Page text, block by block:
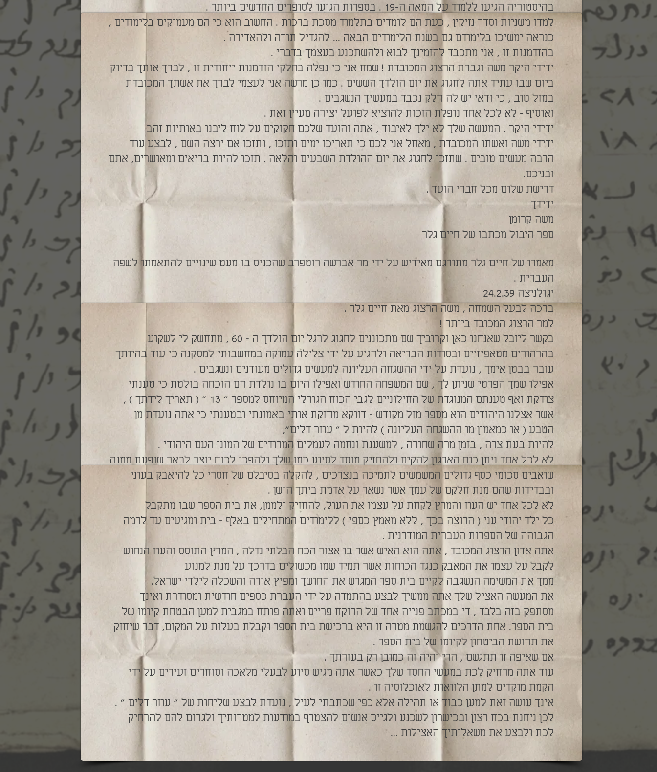
בהיסטוריה הגיעו ללמוד על המאה ה-19 . בספרות הגיעו לסופרים החדשים ביותר .
למדו משניות וסדר נזיקין , כעת הם לומדים בתלמוד מסכת ברכות . החשוב הוא כי הם מעמיקים בלימודים ,
כנראה ימשיכו בלימודם גם בשנת הלימודים הבאה ... להגדיל תורה ולהאדירה .
בהזדמנות זו , אני מתכבד להזמינך לבוא ולהשתכנע בעצמך בדברי .
ידידי היקר משה וגברת הרצוג המכובדת ! שמח אני כי נפלה בחלקי הזדמנות ייחודית זו , לברך אותך בדיוק
ביום שבו עתיד אתה לחגוג את יום הולדך הששים . כמו כן מרשה אני לעצמי לברך את אשתך המכובדת
במזל טוב , כי ודאי יש לה חלק נכבד במעשיך הנשגבים .
ואוסיף – לא לכל אחד נופלת הזכות להוציא לפועל יצירה מעיין זאת .
ידידי היקר , המעשה שלך לא ילך לאיבוד , אתה והועד שלכם חקוקים על לוח ליבנו באותיות זהב
ידידי משה ואשתו המכובדת , מאחל אני לכם כי תאריכו ימים ותזכו , ותזכו אם ירצה השם , לבצע עוד
הרבה מעשים טובים . שתזכו לחגוג את יום ההולדת השבעים והלאה . תזכו להיות בריאים ומאושרים, אתם
ובניכם.
דרישת שלום מכל חברי הועד .
ידידך
משה קרומן
ספר היבול מכתבו של חיים גלר
מאמרו של חיים גלר מתורגם מאידיש על ידי מר אברשה רוטפרב שהכניס בו מעט שינויים להתאמתו לשפה
העברית .
יגולניצה 24.2.39
ברכה לבעל השמחה , משה הרצוג מאת חיים גלר .
למר הרצוג המכובד ביותר !
בקשר ליובל שאנחנו כאן וקרוביך שם מתכוננים לחגוג לרגל יום הולדך ה – 60 , מתחשק לי לשקוע
בהרהורים מטאפיזיים ובסודות הבריאה ולהגיע על ידי צלילה עמוקה במחשבותי למסקנה כי עוד בהיותך
עובר בבטן אימך , נועדת על ידי ההשגחה העליונה למעשים גדולים מעודנים ונשגבים .
אפילו שמך הפרטי שניתן לך , שם המשפחה החודש ואפילו היום בו נולדת הם הוכחה בולטת כי טענתי
צודקת ואף טענתם המנוגדת של החילוניים לגבי הכוח הגורלי המיוחס למספר " 13 " ( תאריך לידתך ) ,
אשר אצלנו היהודים הוא מספר מזל מקודש – דווקא מחזקת אותי באמונתי ובטענתי כי אתה נועדת מן
הטבע ( או כמאמין מו ההשגחה העליונה ) להיות ל " עוזר דלים",
להיות בעת צרה , בזמן מרה שחורה , למשענת ונחמה לעמלים המרודים של המוני העם היהודי .
לא לכל אחד ניתן כוח הארגון להקים ולהחזיק מוסד לסיוע כמו שלך ולהפכו לכוח יוצר לבאר שופעת ממנה
שואבים סכומי כסף גדולים המשמשים לתמיכה בנצרכים , להקלה בסיבלם של חסרי כל להיאבק בעוני
ובבדידות שהם מנת חלקם של עמך אשר נשאר על אדמת ביתך הישן .
לא לכל אחד יש העוז והמרץ לקחת על עצמו את העול, להחזיק ולממן, את בית הספר שבו מתקבל
כל ילד יהודי עני ( הרוצה בכך , ללא מאמץ כספי ) ללימודים המתחילים באלף – בית ומגיעים עד לרמה
הגבוהה של הספרות העברית המודרנית .
אתה אדון הרצוג המכובד , אתה הוא האיש אשר בו אצור הכח הבלתי נדלה , המרץ התוסס והעוז הנחוש
לקבל על עצמו את המאבק כנגד הכוחות אשר תמיד שמו מכשולים בדרכך על מנת למנוע
ממך את המשימה הנשגבה לקיים בית ספר המגרש את החושך ומפיץ אורה והשכלה לילדי ישראל.
את המעשה האציל שלך אתה ממשיך לבצע בהתמדה על ידי העברת כספים חודשית ומסודרת ואינך
מסתפק בזה בלבד , די במכתב פנייה אחד של הרוקח פרייס ואתה פותח במגבית למען הבטחת קיומו של
בית הספר. אחת הדרכים להגשמת מטרה זו היא ברכישת בית הספר וקבלת בעלות על המקום, דבר שיחזק
את תחושת הביטחון לקיומו של בית הספר .
אם שאיפה זו תתגשם , הרי יהיה זה כמובן רק בעזרתך .
עוד אתה מרחיק לכת במעשי החסד שלך כאשר אתה מגיש סיוע לבעלי מלאכה וסוחרים זעירים על ידי
הקמת מוקדים למתן הלוואות לאוכלוסיה זו .
אינך עושה זאת למען כבוד או תהילה אלא כפי שכתבתי לעיל , נועדת לבצע שליחות של " עוזר דלים " .
לכן ניחנת בכח רצון ובכישרון לשכנע ולגייס אנשים להצטרף במודעות למטרותיך ולגרום להם להרחיק
לכת ולבצע את משאלותיך האצילות ...